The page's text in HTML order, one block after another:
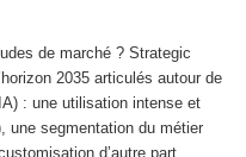
de marché ? Strategic
2035 articulés autour de
: une utilisation intense et
une segmentation du métier
d’autre part